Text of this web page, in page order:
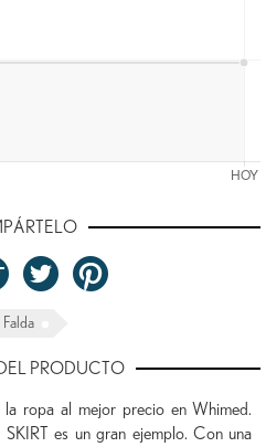
Falda
PRODUCTO
la ropa al mejor precio en Whimed.
es un gran ejemplo. Con una